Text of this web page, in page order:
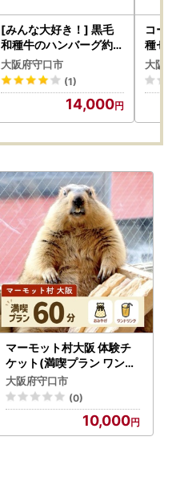
[みんな大好き！] 黒毛
和種牛のハンバーグ約1
30g×5個 (ソース付き)
＆守口コロッケ 約75g×
10個 [0679]
大阪府守口市
(1)
14,000
コー
種セ
計
阪府
大阪
マーモット村大阪 体験チ
ケット(満喫プラン ワンド
リンク＆お土産付き) [26
09]
大阪府守口市
(0)
10,000